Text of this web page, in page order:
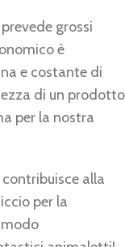
prevede grossi
è
e costante di
di un prodotto
per la nostra
contribuisce alla
per la